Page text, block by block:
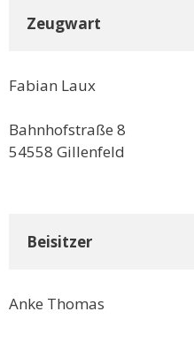
Zeugwart
Fabian Laux
Bahnhofstraße 8
54558 Gillenfeld
Beisitzer
Anke Thomas